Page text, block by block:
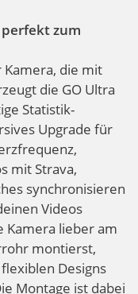
zum
die mit
die GO Ultra
Statistik-
Upgrade für
mit Strava,
synchronisieren
Videos
Kamera lieber am
montierst,
Designs
Montage ist dabei